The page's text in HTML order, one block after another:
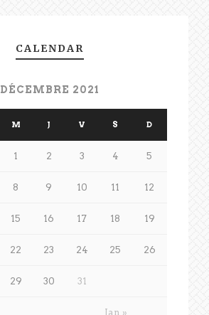
CALENDAR
DÉCEMBRE 2021
M J V S D
Jan »
1 2 3 4 5
8 9 10 11 12
15 16 17 18 19
22 23 24 25 26
29 30 31